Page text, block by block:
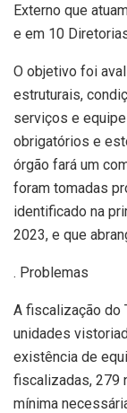
Externo que
e em 10
O objetivo foi
estruturais,
serviços e
obrigatórios e
órgão fará um
foram tomadas
identificado na
2023, e que
. Problemas
A fiscalização do
unidades
existência de
fiscalizadas, 279
mínima